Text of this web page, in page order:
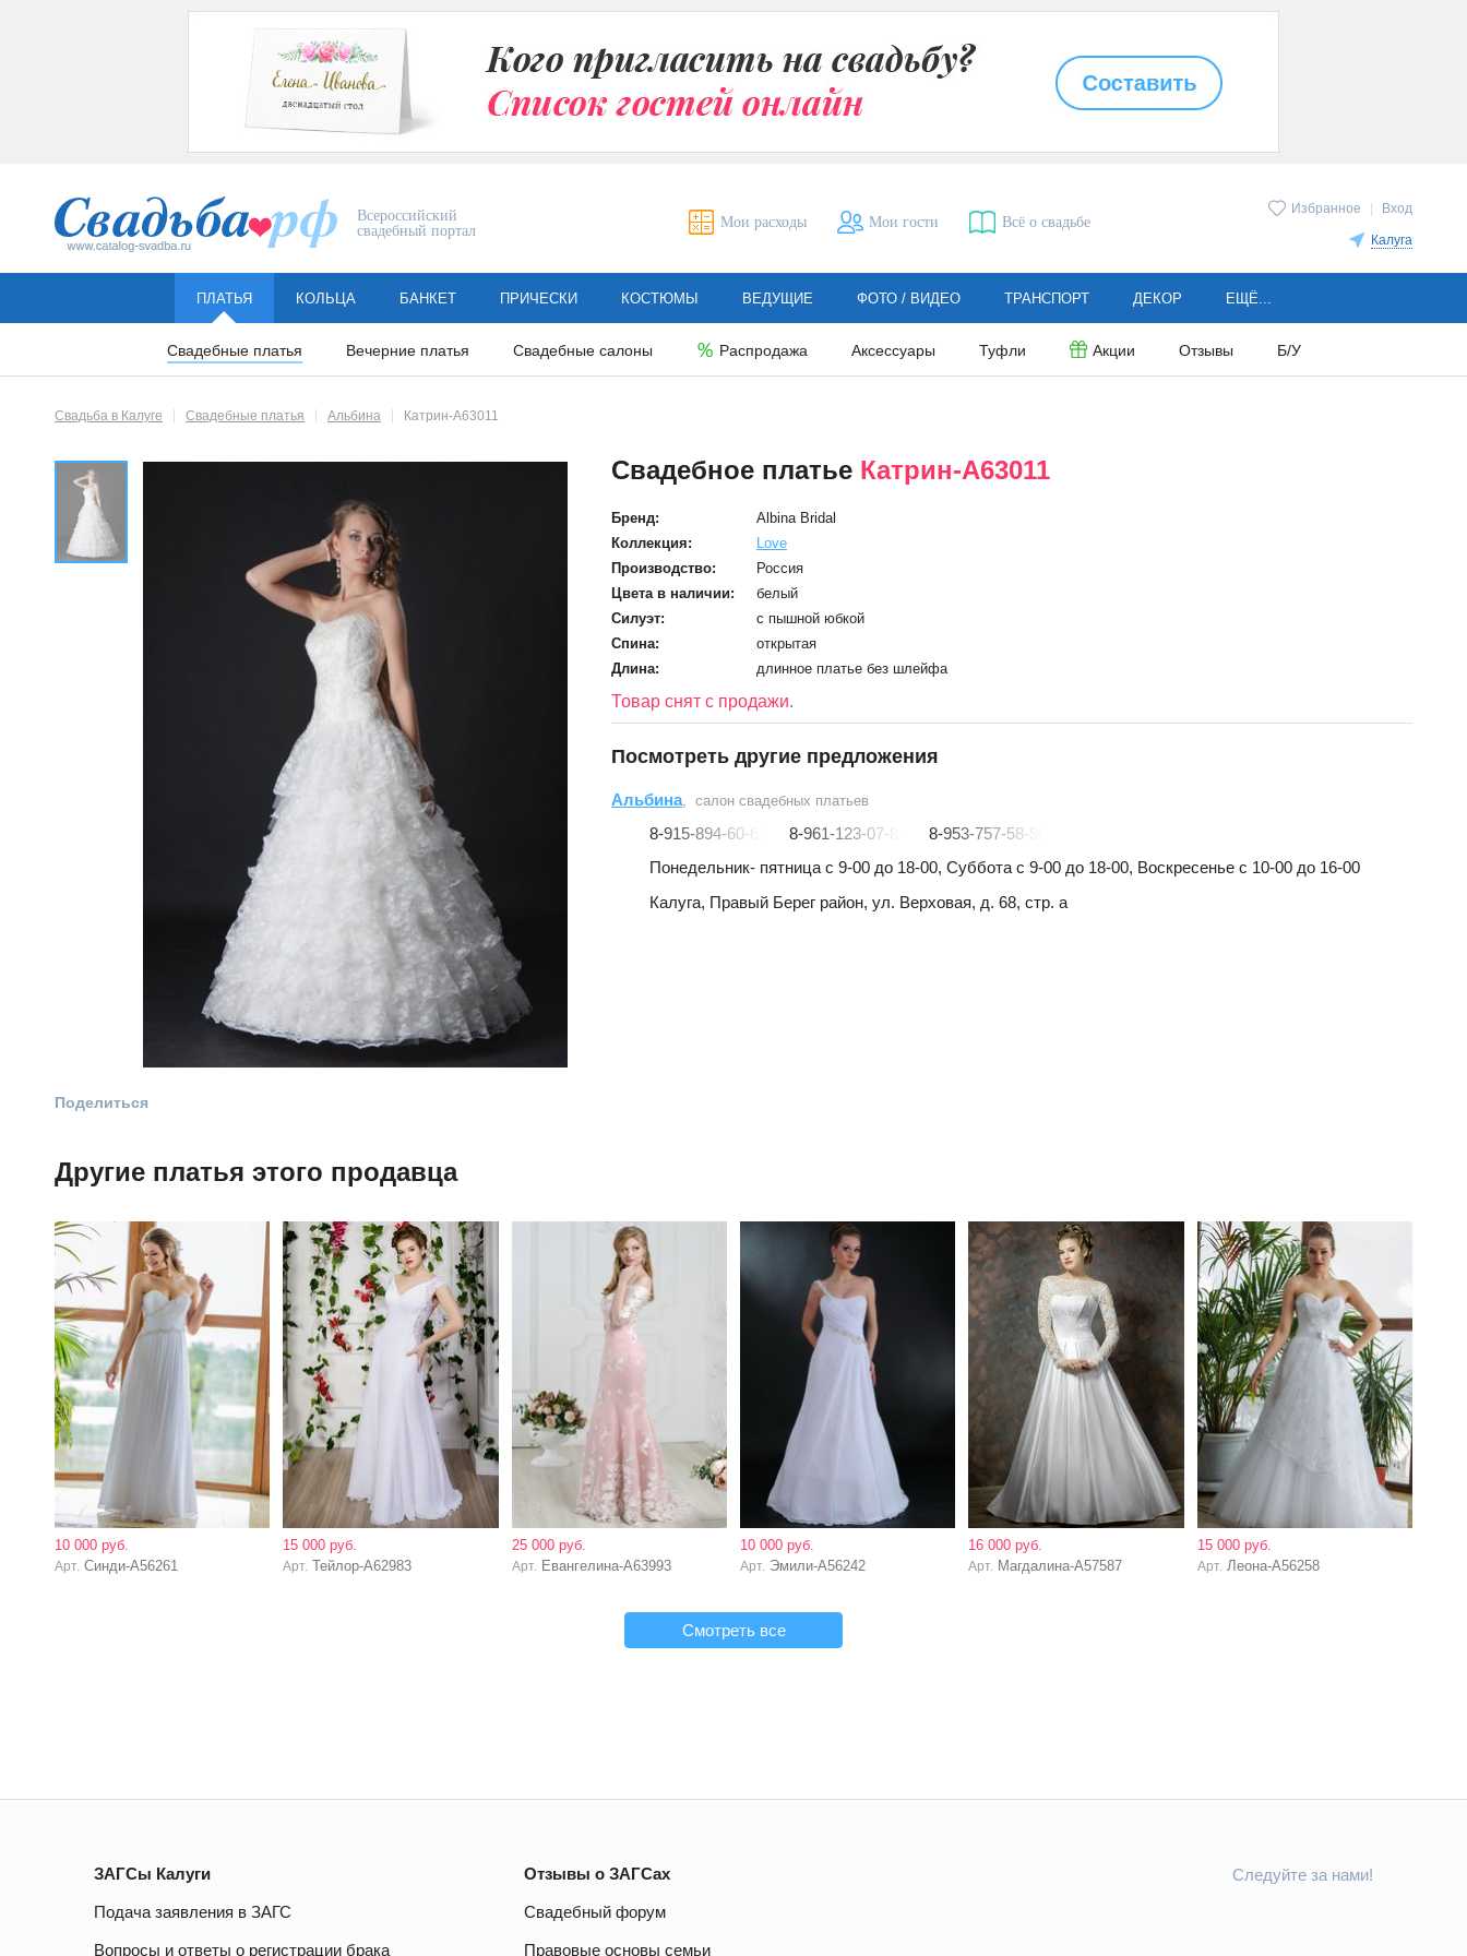
Всероссийский
свадебный портал
Избранное Вход
Калуга
Мои расходы Мои гости Всё о свадьбе
ПЛАТЬЯ
Свадебные платья Вечерние платья Свадебные салоны Распродажа Аксессуары Туфли Акции Отзывы Б/У
КОЛЬЦА БАНКЕТ ПРИЧЕСКИ КОСТЮМЫ ВЕДУЩИЕ ФОТО / ВИДЕО ТРАНСПОРТ ДЕКОР ЕЩЁ...
Свадьба в Калуге Свадебные платья Альбина Катрин-А63011
Поделиться
Свадебное платье Катрин-А63011
Бренд:
Albina Bridal
Коллекция:
Love
Производство:
Россия
Цвета в наличии:
белый
Силуэт:
с пышной юбкой
Спина:
открытая
Длина:
длинное платье без шлейфа
Товар снят с продажи.
Посмотреть другие предложения
Альбина, салон свадебных платьев
8-915-894-60-63 8-961-123-07-84
8-953-757-58-90
Понедельник- пятница с 9-00 до 18-00, Суббота с 9-00 до 18-00, Воскресенье с 10-00 до 16-00
Калуга, Правый Берег район, ул. Верховая, д. 68, стр. а
Другие платья этого продавца
10 000 руб.
Арт. Синди-А56261
15 000 руб.
Арт. Тейлор-А62983
25 000 руб.
Арт.Евангелина-А63993
10 000 руб.
Арт.Эмили-А56242
16 000 руб.
Арт. Магдалина-А57587
15 000 руб.
Арт.Леона-А56258
Смотреть все
ЗАГСы Калуги
Подача заявления в ЗАГС
Вопросы и ответы о регистрации брака
Отзывы о ЗАГСах
Свадебный форум
Правовые основы семьи
Следуйте за нами!